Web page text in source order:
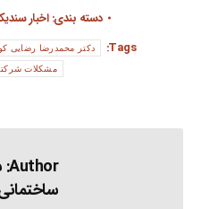
دسته بندی:اخبار
Tags:
دکتر محمدرضا رضایی
مشکلات
Author: